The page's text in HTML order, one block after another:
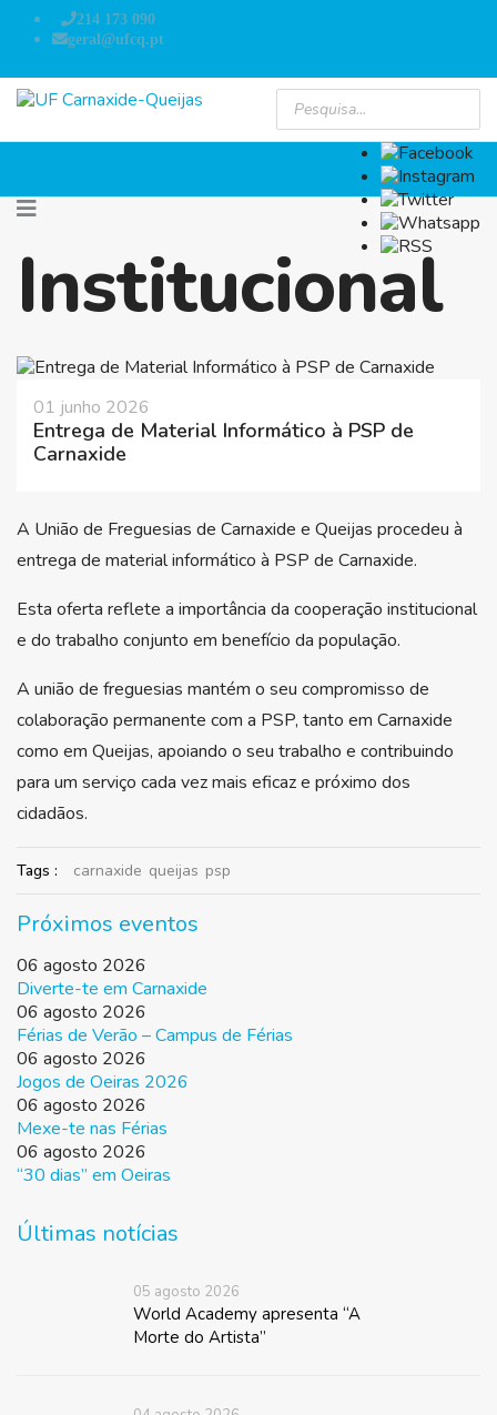
214 173 090
geral@ufcq.pt
Institucional
01 junho 2026
Entrega de Material Informático à PSP de
Carnaxide
A União de Freguesias de Carnaxide e Queijas procedeu à
entrega de material informático à PSP de Carnaxide.
Esta oferta reflete a importância da cooperação institucional
e do trabalho conjunto em benefício da população.
A união de freguesias mantém o seu compromisso de
colaboração permanente com a PSP, tanto em Carnaxide
como em Queijas, apoiando o seu trabalho e contribuindo
para um serviço cada vez mais eficaz e próximo dos
cidadãos.
Tags : carnaxide queijas psp
Próximos eventos
06 agosto 2026
Diverte-te em Carnaxide
06 agosto 2026
Férias de Verão – Campus de Férias
06 agosto 2026
Jogos de Oeiras 2026
06 agosto 2026
Mexe-te nas Férias
06 agosto 2026
“30 dias” em Oeiras
Últimas notícias
05 agosto 2026
World Academy apresenta “A
Morte do Artista”